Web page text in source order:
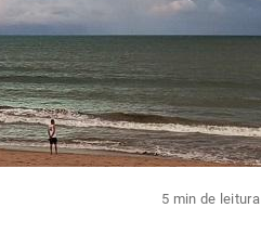
5 min de leitura